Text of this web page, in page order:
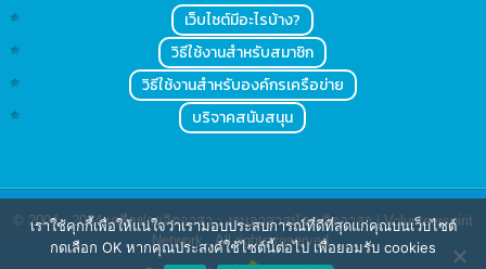
เว็บไซต์มีอะไรบ้าง?
วิธีใช้งานสำหรับสมาชิก
วิธีใช้งานสำหรับองค์กรเครือข่าย
บริจาคสนับสนุน
© 2004 - 2024เครือข่ายจิตอาสา : งานอาสาสมัคร จิตอาสา | Volunteerspirit
Network. All rights reserved.
เราใช้คุกกี้เพื่อให้แน่ใจว่าเรามอบประสบการณ์ที่ดีที่สุดแก่คุณบนเว็บไซต์
กดเลือก OK หากคุณประสงค์ใช้ไซต์นี้ต่อไป เพื่อยอมรับ cookies